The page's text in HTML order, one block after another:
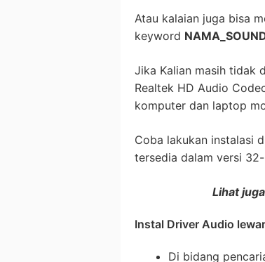
Atau kalaian juga bisa
keyword
Jika Kalian masih tidak
Realtek HD Audio
komputer dan laptop
Coba lakukan instalasi
tersedia dalam versi
Lihat
Instal Driver Audio
Di bidang